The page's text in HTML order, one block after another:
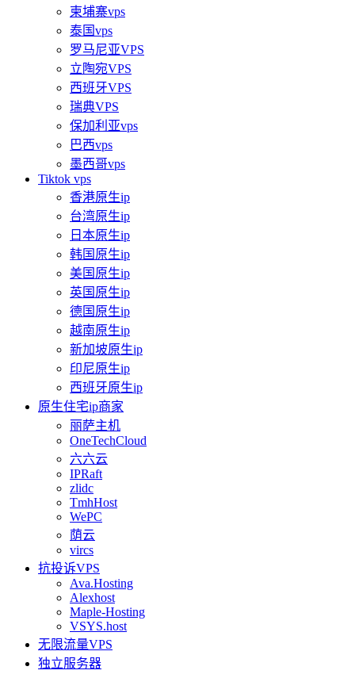
柬埔寨vps
泰国vps
罗马尼亚VPS
立陶宛VPS
西班牙VPS
瑞典VPS
保加利亚vps
巴西vps
墨西哥vps
Tiktok vps
香港原生ip
台湾原生ip
日本原生ip
韩国原生ip
美国原生ip
英国原生ip
德国原生ip
越南原生ip
新加坡原生ip
印尼原生ip
西班牙原生ip
原生住宅ip商家
丽萨主机
OneTechCloud
六六云
IPRaft
zlidc
TmhHost
WePC
荫云
vircs
抗投诉VPS
Ava.Hosting
Alexhost
Maple-Hosting
VSYS.host
无限流量VPS
独立服务器